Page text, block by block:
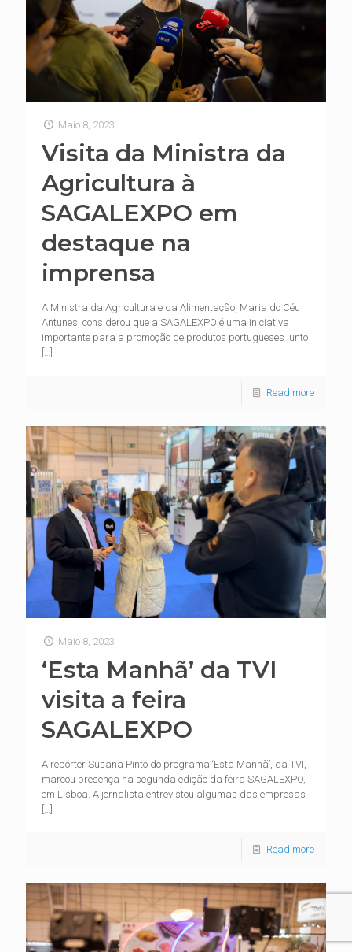
Maio 8, 2023
Visita da Ministra da
Agricultura à
SAGALEXPO em
destaque na
imprensa
A Ministra da Agricultura e da Alimentação, Maria do Céu
Antunes, considerou que a SAGALEXPO é uma iniciativa
importante para a promoção de produtos portugueses junto
Read more
Maio 8, 2023
‘Esta Manhã’ da TVI
visita a feira
SAGALEXPO
A repórter Susana Pinto do programa ‘Esta Manhã’, da TVI,
marcou presença na segunda edição da feira SAGALEXPO,
em Lisboa. A jornalista entrevistou algumas das empresas
[…]
Read more